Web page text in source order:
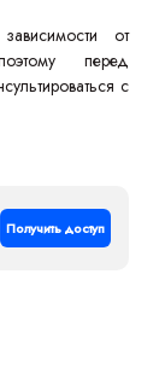
от
перед
с
Получить доступ